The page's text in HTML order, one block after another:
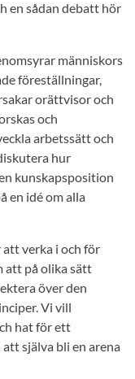
en sådan debatt hör
människors
föreställningar,
orättvisor och
och
arbetssätt och
hur
kunskapsposition
en idé om alla
att verka i och för
att på olika sätt
över den
Vi vill
hat för ett
själva bli en arena